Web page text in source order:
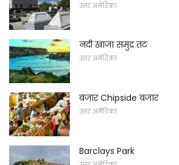
उत्तर अमेरिका
नदी खाजा समुद्र तट
उत्तर अमेरिका
बजार Chipside बजार
उत्तर अमेरिका
Barclays Park